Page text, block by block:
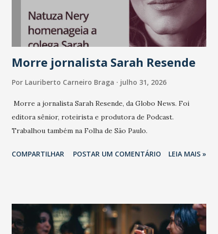
Morre jornalista Sarah Resende
Por Lauriberto Carneiro Braga julho 31, 2026
Morre a jornalista Sarah Resende, da Globo News. Foi
editora sênior, roteirista e produtora de Podcast.
Trabalhou também na Folha de São Paulo.
COMPARTILHAR POSTAR UM COMENTÁRIO LEIA MAIS »